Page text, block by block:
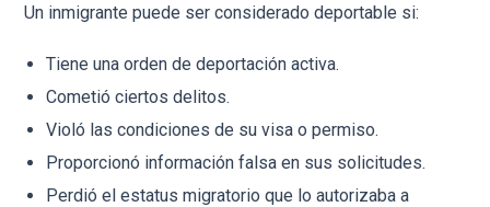
Un inmigrante puede ser considerado deportable si:
Tiene una orden de deportación activa.
Cometió ciertos delitos.
Violó las condiciones de su visa o permiso.
Proporcionó información falsa en sus solicitudes.
Perdió el estatus migratorio que lo autorizaba a